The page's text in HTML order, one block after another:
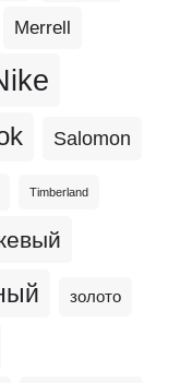
Merrell
Salomon
Timberland
золото